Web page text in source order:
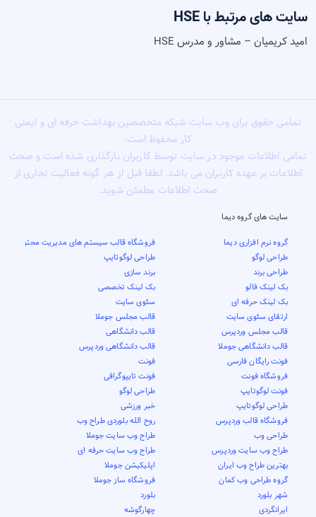
سایت های مرتبط با HSE
امید کریمیان – مشاور و مدرس HSE
تمامی حقوق برای وب سایت شبکه متخصصین بهداشت حرفه ای و ایمنی
کار محفوظ است.
تمامی اطلاعات موجود در سایت توسط کاربران بارگذاری شده است و صحت
اطلاعات بر عهده کاربران می باشد. لطفا قبل از هر گونه فعالیت تجاری از
صحت اطلاعات مطمئن شوید.
سایت های گروه دیما
گروه نرم افزاری دیما
فروشگاه قالب سیستم های مدیریت محتوا
طراحی لوگو
طراحی لوگوتایپ
طراحی برند
برند سازی
بک لینک فالو
بک لینک تخصصی
بک لینک حرفه ای
سئوی سایت
ارتقای سئوی سایت
قالب مجلس جوملا
قالب مجلس وردپرس
قالب دانشگاهی
قالب دانشگاهی جوملا
قالب دانشگاهی وردپرس
فونت رایگان فارسی
فونت
فروشگاه فونت
فونت تایپوگرافی
فونت لوگوتایپ
طراحی لوگو
طراحی لوگوتایپ
خبر ورزشی
فروشگاه قالب وردپرس
روح الله بلوردی طراح وب
طراحی وب
طراح وب سایت جوملا
طراح وب سایت وردپرس
طراح وب سایت حرفه ای
بهترین طراح وب ایران
اپلیکیشن جوملا
گروه طراحی وب کمان
فروشگاه ساز جوملا
شهر بلورد
بلورد
ایرانگردی
چهارگوشه